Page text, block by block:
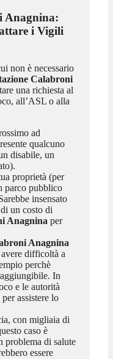
Anagnina:
i Vigili
non è necessario
Calabroni
una richiesta al
all’ASL o alla
ad
qualcuno
disabile, un
proprietà (per
parco pubblico
insensato
un costo di
Anagnina per
Anagnina
difficoltà a
perchè
In
e le autorità
assistere lo
con migliaia di
caso è
problema di salute
essere